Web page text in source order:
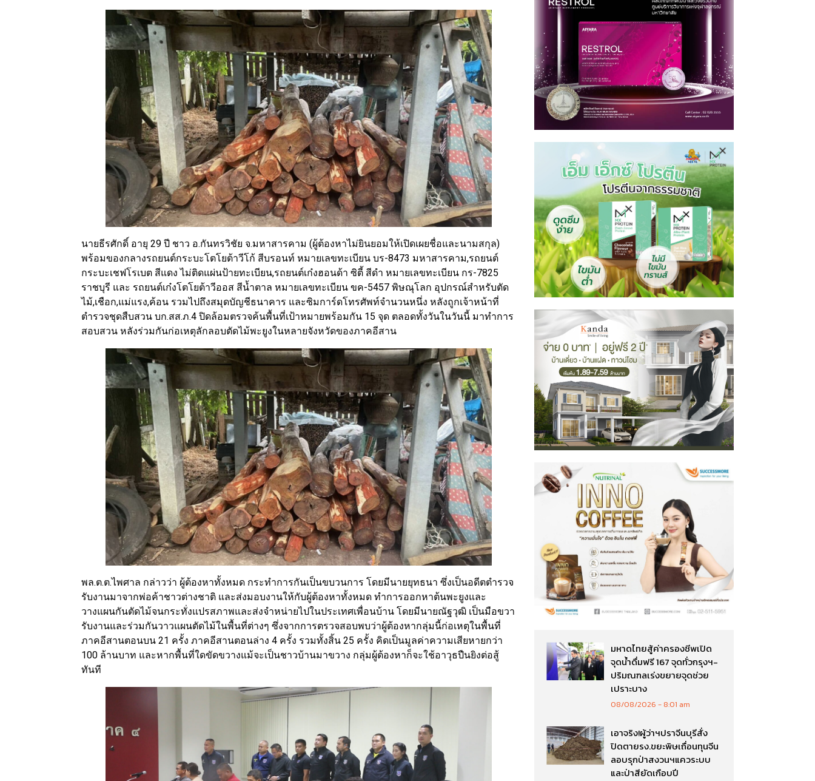
นายธีรศักดิ์ อายุ 29 ปี ชาว อ.กันทรวิชัย จ.มหาสารคาม (ผู้ต้องหาไม่ยินยอมให้เปิดเผยชื่อและนามสกุล)
พร้อมของกลางรถยนต์กระบะโตโยต้าวีโก้ สีบรอนท์ หมายเลขทะเบียน บร-8473 มหาสารคาม,รถยนต์
กระบะเชฟโรเบต สีแดง ไม่ติดแผ่นป้ายทะเบียน,รถยนต์เก๋งฮอนด้า ซิตี้ สีดำ หมายเลขทะเบียน กร-7825
ราชบุรี และ รถยนต์เก๋งโตโยต้าวีออส สีน้ำตาล หมายเลขทะเบียน ขค-5457 พิษณุโลก อุปกรณ์สำหรับตัด
ไม้,เชือก,แม่แรง,ค้อน รวมไปถึงสมุดบัญชีธนาคาร และซิมการ์ดโทรศัพท์จำนวนหนึ่ง หลังถูกเจ้าหน้าที่
ตำรวจชุดสืบสวน บก.สส.ภ.4 ปิดล้อมตรวจค้นพื้นที่เป้าหมายพร้อมกัน 15 จุด ตลอดทั้งวันในวันนี้ มาทำการ
สอบสวน หลังร่วมกันก่อเหตุลักลอบตัดไม้พะยูงในหลายจังหวัดของภาคอีสาน
พล.ต.ต.ไพศาล กล่าวว่า ผู้ต้องหาทั้งหมด กระทำการกันเป็นขบวนการ โดยมีนายยุทธนา ซึ่งเป็นอดีตตำรวจ
รับงานมาจากพ่อค้าชาวต่างชาติ และส่งมอบงานให้กับผู้ต้องหาทั้งหมด ทำการออกหาต้นพะยูงและ
วางแผนกันตัดไม้จนกระทั่งแปรสภาพและส่งจำหน่ายไปในประเทศเพื่อนบ้าน โดยมีนายณัฐวุฒิ เป็นมือขวา
รับงานและร่วมกันวาวแผนตัดไม้ในพื้นที่ต่างๆ ซึ่งจากการตรวจสอบพบว่าผู้ต้องหากลุ่มนี้ก่อเหตุในพื้นที่
ภาคอีสานตอนบน 21 ครั้ง ภาคอีสานตอนล่าง 4 ครั้ง รวมทั้งสิ้น 25 ครั้ง คิดเป็นมูลค่าความเสียหายกว่า
100 ล้านบาท และหากพื้นที่ใดขัดขวางแม้จะเป็นชาวบ้านมาขวาง กลุ่มผู้ต้องหาก็จะใช้อาวุธปืนยิงต่อสู้
ทันที
มหาดไทยสู้ค่าครองชีพเปิด
จุดน้ำดื่มฟรี 167 จุดทั่วกรุงฯ-
ปริมณฑลเร่งขยายจุดช่วย
เปราะบาง
08/08/2026 8:01 am
เอาจริง!ผู้ว่าฯปราจีนบุรีสั่ง
ปิดตายรง.ขยะพิษเถื่อนทุนจีน
ลอบรุกป่าสงวนฯแควระบบ
และป่าสียัดเกือบปี